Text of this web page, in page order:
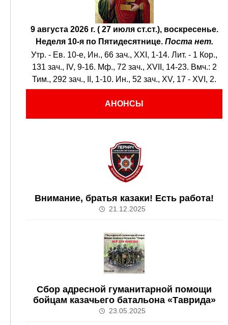
9 августа 2026 г. ( 27 июля ст.ст.), воскресенье.
Неделя 10-я по Пятидесятнице. Поста нет.
Утр. - Ев. 10-е, Ин., 66 зач., XXI, 1-14. Лит. - 1 Кор.,
131 зач., IV, 9-16. Мф., 72 зач., XVII, 14-23. Вмч.: 2
Тим., 292 зач., II, 1-10. Ин., 52 зач., XV, 17 - XVI, 2.
АНОНСЫ
Внимание, братья казаки! Есть работа!
21.12.2025
Сбор адресной гуманитарной помощи
бойцам казачьего батальона «Таврида»
23.05.2025